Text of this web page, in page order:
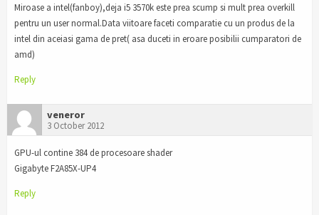
Miroase a intel(fanboy),deja i5 3570k este prea scump si mult prea overkill
pentru un user normal.Data viitoare faceti comparatie cu un produs de la
intel din aceiasi gama de pret( asa duceti in eroare posibilii cumparatori de
amd)
Reply
veneror
3 October 2012
GPU-ul contine 384 de procesoare shader
Gigabyte F2A85X-UP4
Reply